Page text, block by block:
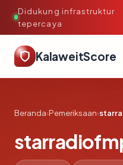
Didukung infrastruktur
tepercaya
KalaweitScore
Beranda›Pemeriksaan›